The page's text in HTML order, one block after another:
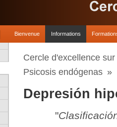
Bienvenue Informations
Cercle d'excellence
Psicosis endógenas »
Depresión
"